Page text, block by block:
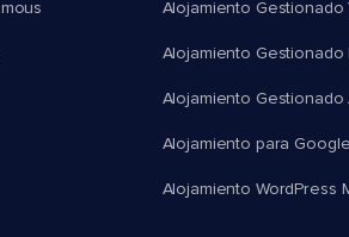
Alojamiento Gestionado
Alojamiento Gestionado
Alojamiento Gestionado
Alojamiento para
Alojamiento WordPress